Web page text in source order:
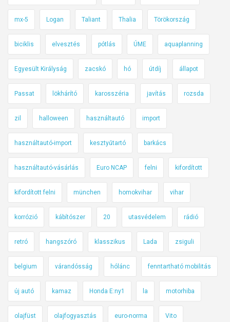
mx-5 Logan Taliant Thalia Törökország
biciklis elvesztés pótlás ÚME aquaplanning
Egyesült Királyság zacskó hó útdíj állapot
Passat lökhárító karosszéria javítás rozsda
zil halloween használtautó import
használtautó-import kesztyűtartó barkács
használtautó-vásárlás Euro NCAP felni kifordított
kifordított felni münchen homokvihar vihar
korrózió kábítószer 20 utasvédelem rádió
retró hangszóró klasszikus Lada zsiguli
belgium várandósság hólánc fenntartható mobilitás
új autó kamaz Honda E:ny1 la motorhiba
olajfüst olajfogyasztás euro-norma Vito